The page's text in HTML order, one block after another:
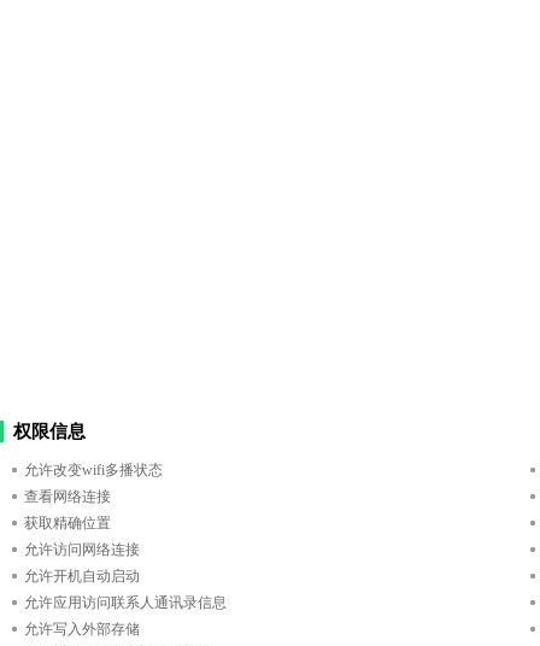
权限信息
允许改变wifi多播状态
查看网络连接
获取精确位置
允许访问网络连接
允许开机自动启动
允许应用访问联系人通讯录信息
允许写入外部存储